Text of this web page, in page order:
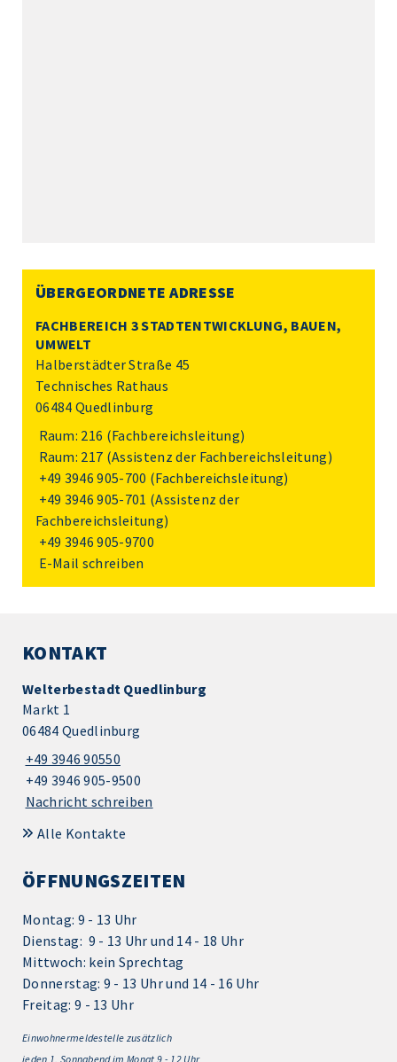
ÜBERGEORDNETE ADRESSE
FACHBEREICH 3 STADTENTWICKLUNG, BAUEN,
UMWELT
Halberstädter Straße 45
Technisches Rathaus
06484 Quedlinburg
Raum: 216 (Fachbereichsleitung)
Raum: 217 (Assistenz der Fachbereichsleitung)
+49 3946 905-700 (Fachbereichsleitung)
+49 3946 905-701 (Assistenz der
Fachbereichsleitung)
+49 3946 905-9700
E-Mail schreiben
KONTAKT
Welterbestadt Quedlinburg
Markt 1
06484 Quedlinburg
+49 3946 90550
+49 3946 905-9500
Nachricht schreiben
Alle Kontakte
ÖFFNUNGSZEITEN
Montag: 9 - 13 Uhr
Dienstag: 9 - 13 Uhr und 14 - 18 Uhr
Mittwoch: kein Sprechtag
Donnerstag: 9 - 13 Uhr und 14 - 16 Uhr
Freitag: 9 - 13 Uhr
Einwohnermeldestelle zusätzlich
jeden 1. Sonnabend im Monat 9 - 12 Uhr